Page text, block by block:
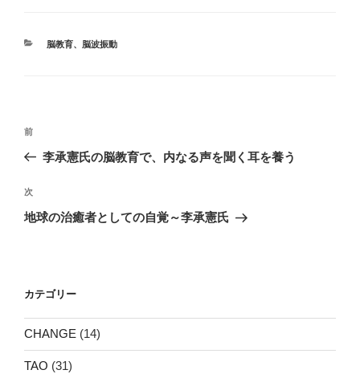
カ
脳教育、 脳波振動
投
ビ
ゲ
ン
前
の
稿
前
李承憲氏の脳教育で、内なる声を聞く耳を養う
次
の
次
地球の治癒者としての自覚～李承憲氏
カテゴリー
CHANGE (14)
TAO (31)